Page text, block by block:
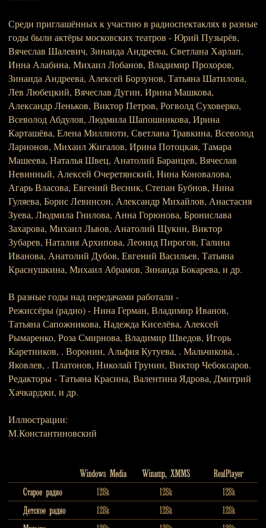
Среди приглашённых к участию в радиоспектаклях в разные
годы были актёры московских театров - Юрий Пузырёв,
Вячеслав Шалевич, Зинаида Андреева, Светлана Харлап,
Инна Алабина, Михаил Лобанов, Владимир Прохоров,
Зинаида Андреева, Алексей Борзунов, Татьяна Шатилова,
Лев Любецкий, Вячеслав Дугин, Ирина Машкова,
Александр Леньков, Виктор Петров, Рогволд Суховерко,
Всеволод Абдулов, Людмила Шапошникова, Ирина
Карташёва, Елена Миллиоти, Светлана Травкина, Всеволод
Ларионов, Михаил Жигалов, Ирина Потоцкая, Тамара
Машеева, Наталья Швец, Анатолий Баранцев, Вячеслав
Невинный, Алексей Очеретянский, Нина Коновалова,
Агарь Власова, Евгений Весник, Степан Бубнов, Нина
Гуляева, Борис Левинсон, Александр Михайлов, Анастасия
Зуева, Людмила Гнилова, Анна Горюнова, Бронислава
Захарова, Михаил Львов, Анатолий Щукин, Виктор
Зубарев, Наталия Архипова, Леонид Пирогов, Галина
Иванова, Анатолий Дубов, Евгений Васильев, Татьяна
Краснушкина, Михаил Абрамов, Зинаида Бокарева, и др.
В разные годы над передачами работали -
Режиссёры (радио) - Нина Герман, Владимир Иванов,
Татьяна Сапожникова, Надежда Киселёва, Алексей
Рымаренко, Роза Смирнова, Владимир Шведов, Игорь
Каретников, . Воронин, Альфия Кутуева, . Мальчикова, .
Яковлев, . Платонов, Николай Грунин, Виктор Чебоксаров.
Редакторы - Татьяна Красина, Валентина Ядрова, Дмитрий
Хачкарджи, и др.
Иллюстрации:
М.Константиновский